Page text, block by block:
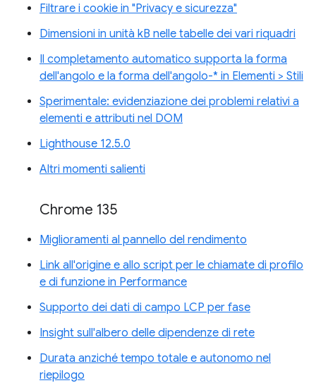
Filtrare i cookie in "Privacy e sicurezza"
Dimensioni in unità kB nelle tabelle dei vari riquadri
Il completamento automatico supporta la forma
dell'angolo e la forma dell'angolo-* in Elementi > Stili
Sperimentale: evidenziazione dei problemi relativi a
elementi e attributi nel DOM
Lighthouse 12.5.0
Altri momenti salienti
Chrome 135
Miglioramenti al pannello del rendimento
Link all'origine e allo script per le chiamate di profilo
e di funzione in Performance
Supporto dei dati di campo LCP per fase
Insight sull'albero delle dipendenze di rete
Durata anziché tempo totale e autonomo nel
riepilogo